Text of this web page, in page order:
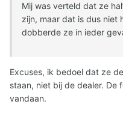
Mij was verteld dat ze
zijn, maar dat is dus niet
dobberde ze in ieder
Excuses, ik bedoel dat ze
staan, niet bij de dealer. De
vandaan.